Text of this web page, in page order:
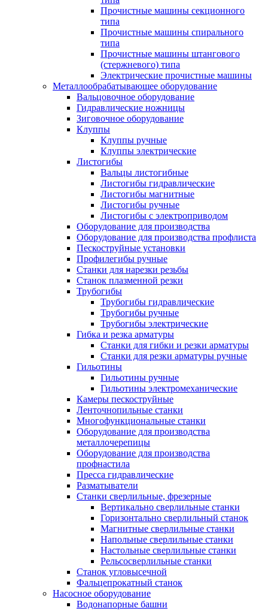
Прочистные машины секционного
типа
Прочистные машины спирального
типа
Прочистные машины штангового
(стержневого) типа
Электрические прочистные машины
Металлообрабатывающее оборудование
Вальцовочное оборудование
Гидравлические ножницы
Зиговочное оборудование
Клуппы
Клуппы ручные
Клуппы электрические
Листогибы
Вальцы листогибные
Листогибы гидравлические
Листогибы магнитные
Листогибы ручные
Листогибы с электроприводом
Оборудование для производства
Оборудование для производства профлиста
Пескоструйные установки
Профилегибы ручные
Станки для нарезки резьбы
Станок плазменной резки
Трубогибы
Трубогибы гидравлические
Трубогибы ручные
Трубогибы электрические
Гибка и резка арматуры
Станки для гибки и резки арматуры
Станки для резки арматуры ручные
Гильотины
Гильотины ручные
Гильотины электромеханические
Камеры пескоструйные
Ленточнопильные станки
Многофункциональные станки
Оборудование для производства
металлочерепицы
Оборудование для производства
профнастила
Пресса гидравлические
Разматыватели
Станки сверлильные, фрезерные
Вертикально сверлильные станки
Горизонтально сверлильный станок
Магнитные сверлильные станки
Напольные сверлильные станки
Настольные сверлильные станки
Рельсосверлильные станки
Станок угловысечной
Фальцепрокатный станок
Насосное оборудование
Водонапорные башни